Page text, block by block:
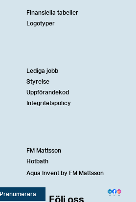
Finansiella tabeller
Logotyper
Lediga jobb
Styrelse
Uppförandekod
Integritetspolicy
FM Mattsson
Hotbath
Aqua Invent by FM Mattsson
Prenumerera